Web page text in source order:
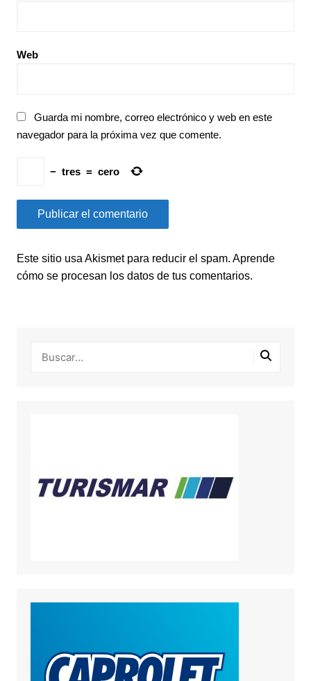
Web
Guarda mi nombre, correo electrónico y web en este
navegador para la próxima vez que comente.
− tres = cero
Este sitio usa Akismet para reducir el spam. Aprende
cómo se procesan los datos de tus comentarios.